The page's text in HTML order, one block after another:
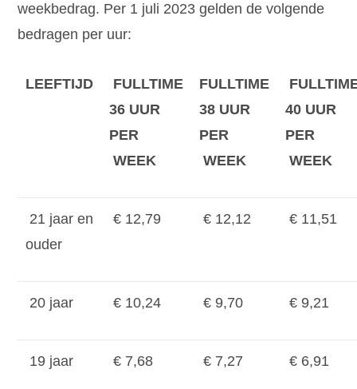
weekbedrag. Per 1 juli 2023 gelden de volgende
bedragen per uur:
LEEFTIJD
FULLTIME
36 UUR
PER
WEEK
FULLTIME
38 UUR
PER
WEEK
40 UUR
PER
WEEK
21 jaar en
ouder
€ 12,79 € 12,12 € 11,51
20 jaar € 10,24 € 9,70 € 9,21
19 jaar € 7,68 € 7,27 € 6,91